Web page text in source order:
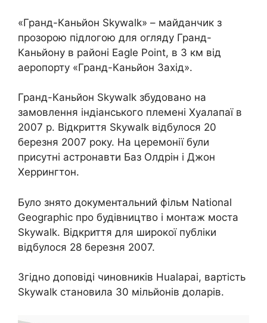
«Гранд-Каньйон Skywalk» – майданчик з
прозорою підлогою для огляду Гранд-
Каньйону в районі Eagle Point, в 3 км від
аеропорту «Гранд-Каньйон Захід».
Гранд-Каньйон Skywalk збудовано на
замовлення індіанського племені Хуалапаї в
2007 р. Відкриття Skywalk відбулося 20
березня 2007 року. На церемонії були
присутні астронавти Баз Олдрін і Джон
Херрингтон.
Було знято документальний фільм National
Geographic про будівництво і монтаж моста
Skywalk. Відкриття для широкої публіки
відбулося 28 березня 2007.
Згідно доповіді чиновників Hualapai, вартість
Skywalk становила 30 мільйонів доларів.